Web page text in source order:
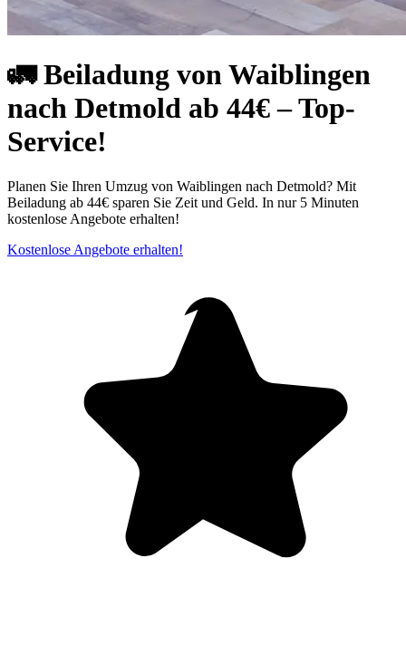
🚛 Beiladung von Waiblingen
nach Detmold ab 44€ – Top-
Service!
Planen Sie Ihren Umzug von Waiblingen nach Detmold? Mit
Beiladung ab 44€ sparen Sie Zeit und Geld. In nur 5 Minuten
kostenlose Angebote erhalten!
Kostenlose Angebote erhalten!